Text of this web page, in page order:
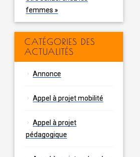
femmes »
CATÉGORIES DES
ACTUALITÉS
Annonce
Appel à projet mobilité
Appel à projet
pédagogique